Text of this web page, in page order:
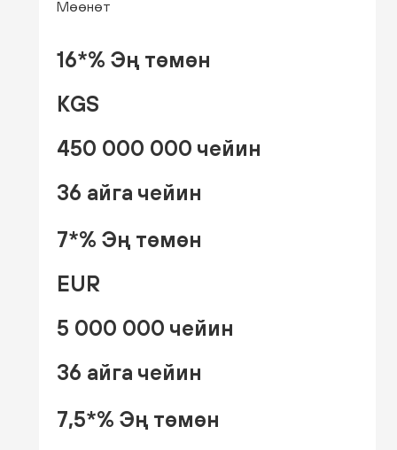
Мөөнөт
16*% Эң төмөн
KGS
450 000 000 чейин
36 айга чейин
7*% Эң төмөн
EUR
5 000 000 чейин
36 айга чейин
7,5*% Эң төмөн